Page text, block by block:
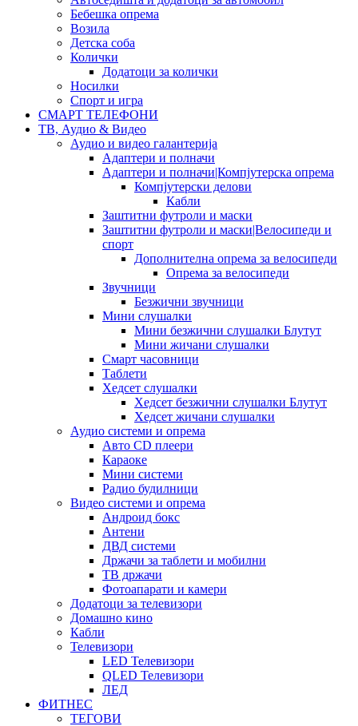
Бебешка опрема
Возила
Детска соба
Колички
Додатоци за колички
Носилки
Спорт и игра
СМАРТ ТЕЛЕФОНИ
ТВ, Аудио & Видео
Аудио и видео галантерија
Адаптери и полначи
Адаптери и полначи|Компјутерска опрема
Компјутерски делови
Кабли
Заштитни футроли и маски
Заштитни футроли и маски|Велосипеди и
спорт
Дополнителна опрема за велосипеди
Опрема за велосипеди
Звучници
Безжични звучници
Мини слушалки
Мини безжични слушалки Блутут
Мини жичани слушалки
Смарт часовници
Таблети
Хедсет слушалки
Хедсет безжични слушалки Блутут
Хедсет жичани слушалки
Аудио системи и опрема
Авто CD плеери
Караоке
Мини системи
Радио будилници
Видео системи и опрема
Андроид бокс
Антени
ДВД системи
Држачи за таблети и мобилни
ТВ држачи
Фотоапарати и камери
Додатоци за телевизори
Домашно кино
Кабли
Телевизори
LED Телевизори
QLED Телевизори
ЛЕД
ФИТНЕС
ТЕГОВИ